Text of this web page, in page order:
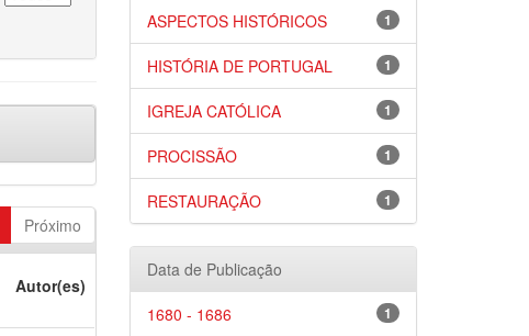
Próximo
Autor(es)
1
ASPECTOS HISTÓRICOS
1
HISTÓRIA DE PORTUGAL
1
IGREJA CATÓLICA
1
PROCISSÃO
1
RESTAURAÇÃO
Data de Publicação
1
1680 - 1686